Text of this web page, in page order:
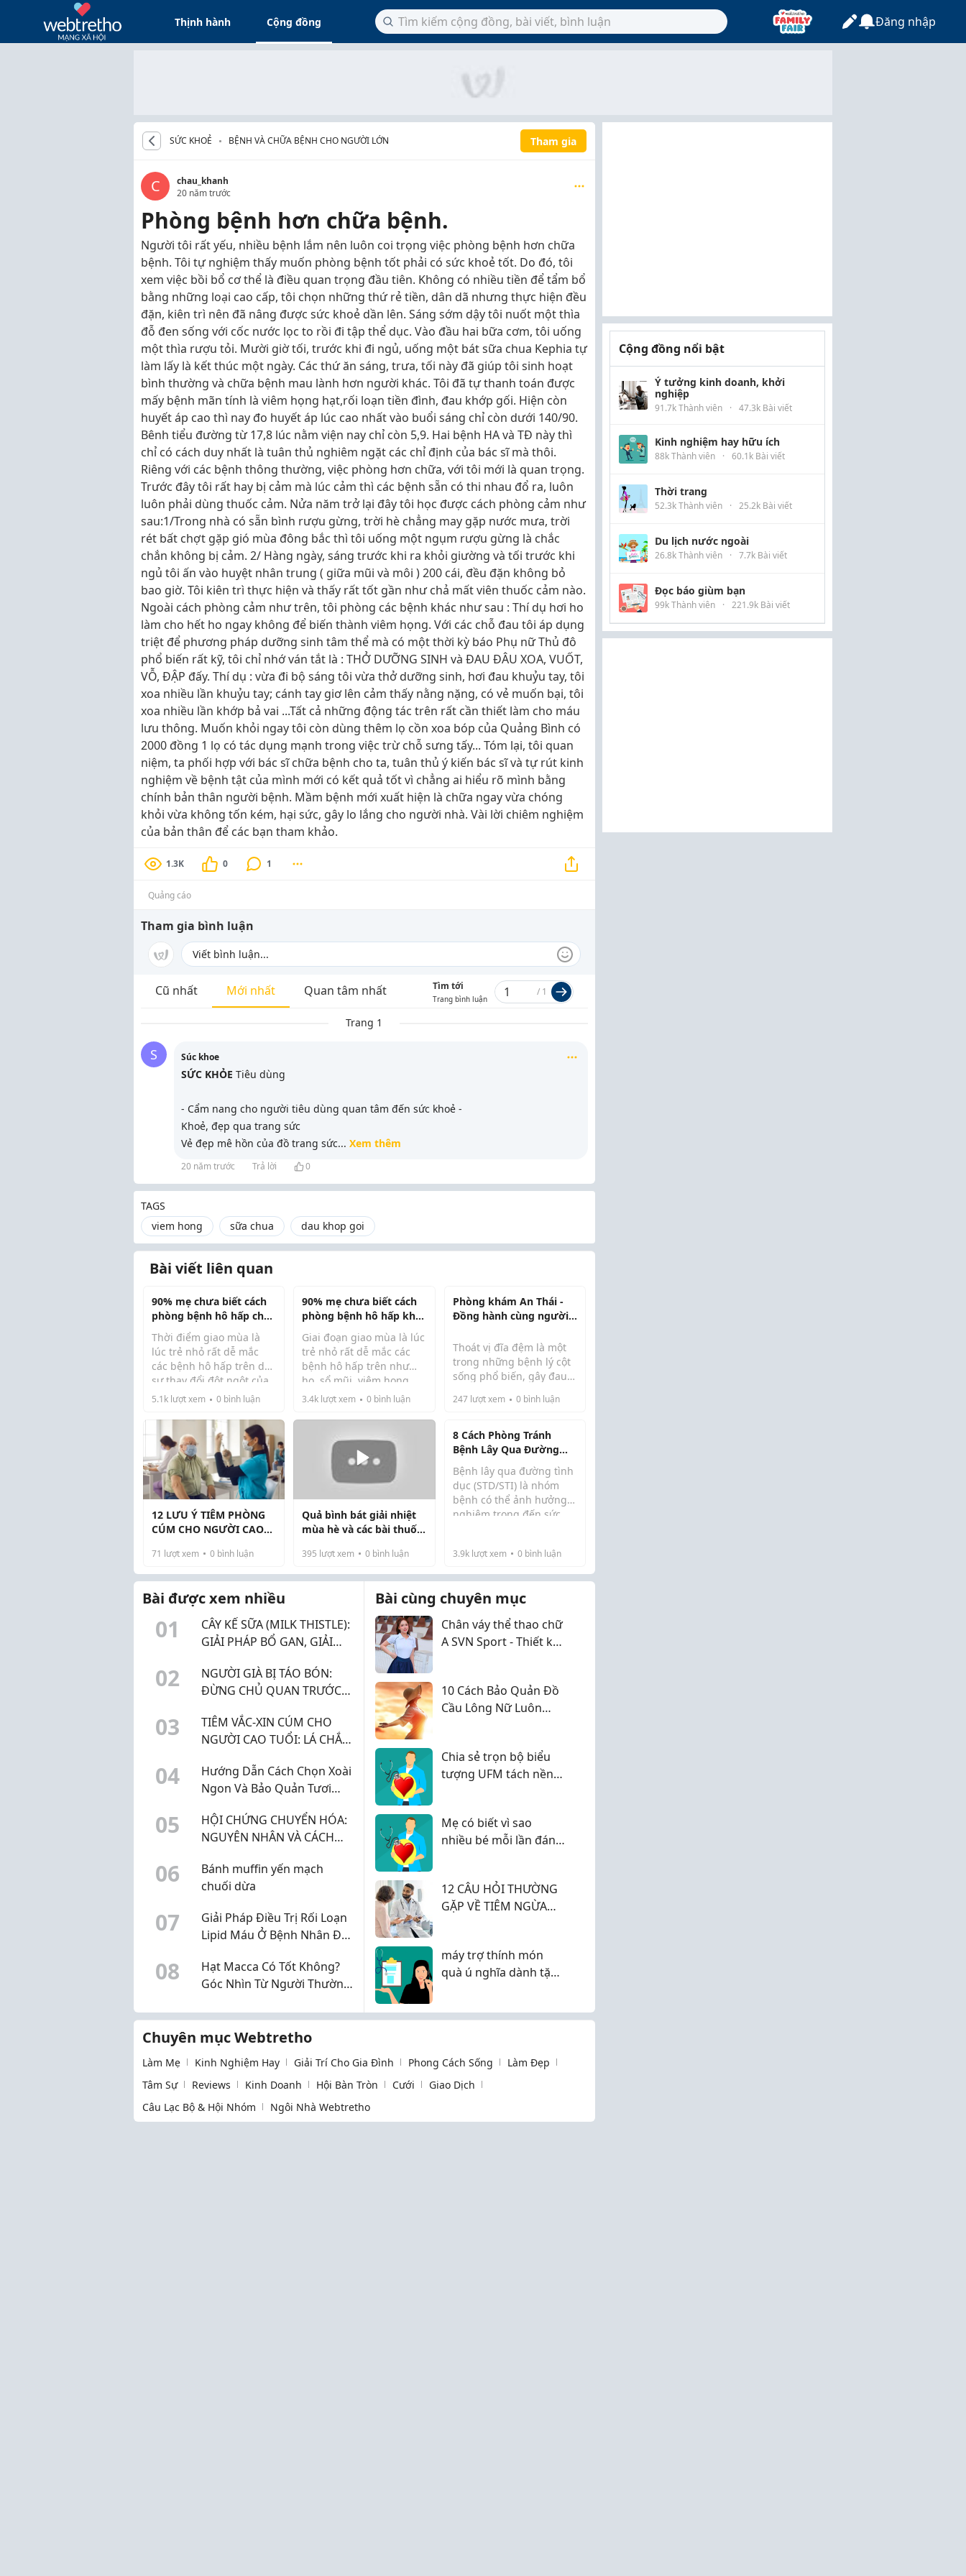
Thịnh hành Cộng đồng Đăng nhập
SỨC KHOẺ BỆNH VÀ CHỮA BỆNH CHO NGƯỜI LỚN Tham gia
C
chau_khanh
20 năm trước
Phòng bệnh hơn chữa bệnh.
Người tôi rất yếu, nhiều bệnh lắm nên luôn coi trọng việc phòng bệnh hơn chữa
bệnh. Tôi tự nghiệm thấy muốn phòng bệnh tốt phải có sức khoẻ tốt. Do đó, tôi
xem việc bồi bổ cơ thể là điều quan trọng đầu tiên. Không có nhiều tiền để tẩm bổ
bằng những loại cao cấp, tôi chọn những thứ rẻ tiền, dân dã nhưng thực hiện đều
đặn, kiên trì nên đã nâng được sức khoẻ dần lên. Sáng sớm dậy tôi nuốt một thìa
đỗ đen sống với cốc nước lọc to rồi đi tập thể dục. Vào đầu hai bữa cơm, tôi uống
một thìa rượu tỏi. Mười giờ tối, trước khi đi ngủ, uống một bát sữa chua Kephia tự
làm lấy là kết thúc một ngày. Các thứ ăn sáng, trưa, tối này đã giúp tôi sinh hoạt
bình thường và chữa bệnh mau lành hơn người khác. Tôi đã tự thanh toán được
mấy bệnh mãn tính là viêm họng hạt,rối loạn tiền đình, đau khớp gối. Hiện còn
huyết áp cao thì nay đo huyết áp lúc cao nhất vào buổi sáng chỉ còn dưới 140/90.
Bênh tiểu đường từ 17,8 lúc nằm viện nay chỉ còn 5,9. Hai bệnh HA và TĐ này thì
chỉ có cách duy nhất là tuân thủ nghiêm ngặt các chỉ định của bác sĩ mà thôi.
Riêng với các bệnh thông thường, việc phòng hơn chữa, với tôi mới là quan trọng.
Trước đây tôi rất hay bị cảm mà lúc cảm thì các bệnh sẵn có thi nhau đổ ra, luôn
luôn phải dùng thuốc cảm. Nửa năm trở lại đây tôi học được cách phòng cảm như
sau:1/Trong nhà có sẵn bình rượu gừng, trời hè chẳng may gặp nước mưa, trời
rét bất chợt gặp gió mùa đông bắc thì tôi uống một ngụm rượu gừng là chắc
chắn không bị cảm. 2/ Hàng ngày, sáng trước khi ra khỏi giường và tối trước khi
ngủ tôi ấn vào huyệt nhân trung ( giữa mũi và môi ) 200 cái, đều đặn không bỏ
bao giờ. Tôi kiên trì thực hiện và thấy rất tốt gần như chả mất viên thuốc cảm nào.
Ngoài cách phòng cảm như trên, tôi phòng các bệnh khác như sau : Thí dụ hơi ho
làm cho hết ho ngay không để biến thành viêm họng. Với các chỗ đau tôi áp dụng
triệt để phương pháp dưỡng sinh tâm thể mà có một thời kỳ báo Phụ nữ Thủ đô
phổ biến rất kỹ, tôi chỉ nhớ ván tắt là : THỞ DƯỠNG SINH và ĐAU ĐÂU XOA, VUỐT,
VỖ, ĐẬP đấy. Thí dụ : vừa đi bộ sáng tôi vừa thở dưỡng sinh, hơi đau khuỷu tay, tôi
xoa nhiều lần khuỷu tay; cánh tay giơ lên cảm thấy nằng nặng, có vẻ muốn bại, tôi
xoa nhiều lần khớp bả vai ...Tất cả những động tác trên rất cần thiết làm cho máu
lưu thông. Muốn khỏi ngay tôi còn dùng thêm lọ cồn xoa bóp của Quảng Bình có
2000 đồng 1 lọ có tác dụng mạnh trong việc trừ chỗ sưng tấy... Tóm lại, tôi quan
niệm, ta phối hợp với bác sĩ chữa bệnh cho ta, tuân thủ ý kiến bác sĩ và tự rút kinh
nghiệm về bệnh tật của mình mới có kết quả tốt vì chẳng ai hiểu rõ mình bằng
chính bản thân người bệnh. Mầm bệnh mới xuất hiện là chữa ngay vừa chóng
khỏi vừa không tốn kém, hại sức, gây lo lắng cho người nhà. Vài lời chiêm nghiệm
của bản thân để các bạn tham khảo.
1.3K 0 1
Quảng cáo
Tham gia bình luận
Cũ nhất Mới nhất Quan tâm nhất Tìm tới
Trang bình luận
/ 1
Trang 1
S Súc khoe
SỨC KHỎE Tiêu dùng
- Cẩm nang cho người tiêu dùng quan tâm đến sức khoẻ -
Khoẻ, đẹp qua trang sức
Vẻ đẹp mê hồn của đồ trang sức... Xem thêm
20 năm trước Trả lời 0
TAGS
viem hong
sữa chua dau khop goi
Bài viết liên quan
90% mẹ chưa biết cách
phòng bệnh hô hấp cho
trẻ
Thời điểm giao mùa là
lúc trẻ nhỏ rất dễ mắc
các bệnh hô hấp trên do
sự thay đổi đột ngột của
thời tiết và sức đề kháng
biện pháp phòng ngừa
đúng cách, bé có thể dễ
bị ho, sổ mũi...
5.1k lượt xem 0 bình luận
90% mẹ chưa biết cách
phòng bệnh hô hấp khi
giao mùa
Giai đoạn giao mùa là lúc
trẻ nhỏ rất dễ mắc các
bệnh hô hấp trên như
ho, sổ mũi, viêm họng.
Nếu không biết cách
ốm vặt kéo dài và ảnh
hưởng đến sức khỏe.
Mình có đọc được một
3.4k lượt xem 0 bình luận
Phòng khám An Thái -
Đồng hành cùng người
Thoát vị đĩa đệm là một
trong những bệnh lý cột
sống phổ biến, gây đau
vận động và ảnh hưởng
lượng cuộc sống.
Nếu không được điều trị
bệnh có...
247lượt xem 0bình luận
12 LƯU Ý TIÊM PHÒNG
CÚM CHO NGƯỜI CAO
TÍNH
71 lượt xem 0 bình luận
Quả bình bát giải nhiệt
mùa hè và các bài thuốc
395 lượt xem 0 bình luận
8 Cách Phòng Tránh
Bệnh Lây Qua Đường
Tình Dục Hiệu Quả Ai
Cũng Nên Biết
Bệnh lây qua đường tình
dục (STD/STI) là nhóm
bệnh có thể ảnh hưởng
nghiêm trọng đến sức
Điều đáng lo ngại là
nhiều bệnh không có
triệu chứng rõ ràng ở
gia...
3.9klượt xem 0bình luận
Bài được xem nhiều
01
CÂY KẾ SỮA (MILK THISTLE):
GIẢI PHÁP BỔ GAN, GIẢI
02
NGƯỜI GIÀ BỊ TÁO BÓN:
ĐỪNG CHỦ QUAN TRƯỚC
CHỨNG
03
TIÊM VẮC-XIN CÚM CHO
NGƯỜI CAO TUỔI: LÁ CHẮN
04
Hướng Dẫn Cách Chọn Xoài
Ngon Và Bảo Quản Tươi
05
HỘI CHỨNG CHUYỂN HÓA:
NGUYÊN NHÂN VÀ CÁCH
06
Bánh muffin yến mạch
chuối dừa
07
Giải Pháp Điều Trị Rối Loạn
Lipid Máu Ở Bệnh Nhân Đái
08
Hạt Macca Có Tốt Không?
Góc Nhìn Từ Người Thường
Bài cùng chuyên mục
Chân váy thể thao chữ
A SVN Sport - Thiết kế
10 Cách Bảo Quản Đồ
Cầu Lông Nữ Luôn
Chia sẻ trọn bộ biểu
tượng UFM tách nền
Mẹ có biết vì sao
nhiều bé mỗi lần đánh
12 CÂU HỎI THƯỜNG
GẶP VỀ TIÊM NGỪA
máy trợ thính món
quà ú nghĩa dành tặng
Chuyên mục Webtretho
Làm Mẹ Kinh Nghiệm Hay Giải Trí Cho Gia Đình Phong Cách Sống
Làm Đẹp
Tâm Sự
Reviews Kinh Doanh Hội Bàn Tròn Cưới
Giao Dịch
Câu Lạc Bộ & Hội Nhóm
Ngôi Nhà Webtretho
Cộng đồng nổi bật
Ý tưởng kinh doanh, khởi
nghiệp
91.7k Thành viên · 47.3k Bài viết
Kinh nghiệm hay hữu ích
88k Thành viên · 60.1k Bài viết
Thời trang
52.3k Thành viên · 25.2k Bài viết
Du lịch nước ngoài
26.8k Thành viên · 7.7k Bài viết
Đọc báo giùm bạn
99k Thành viên · 221.9k Bài viết